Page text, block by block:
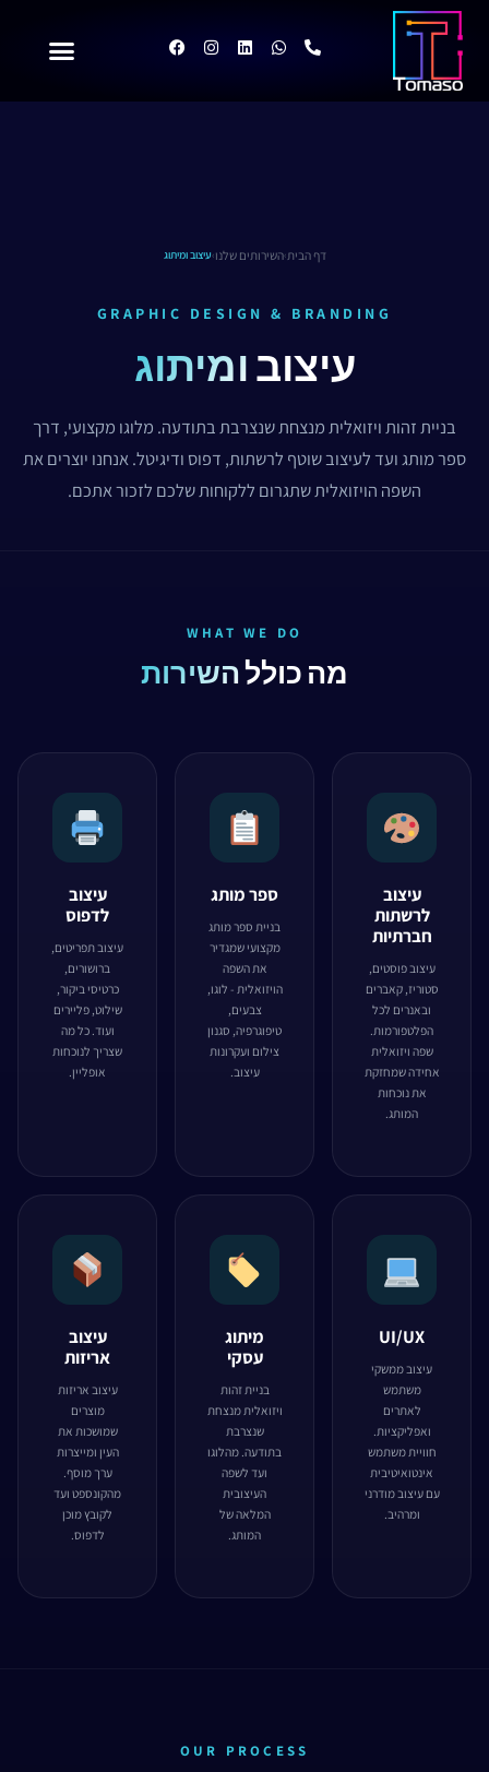
F
a
I
n
L
i
W
h
P
h
דף הבית›השירותים שלנו›עיצוב ומיתוג
GRAPHIC DESIGN & BRANDING
עיצוב ומיתוג
בניית זהות ויזואלית מנצחת שנצרבת בתודעה. מלוגו מקצועי, דרך
ספר מותג ועד לעיצוב שוטף לרשתות, דפוס ודיגיטל. אנחנו יוצרים את
השפה הויזואלית שתגרום ללקוחות שלכם לזכור אתכם.
WHAT WE DO
מה כולל השירות
עיצוב
לרשתות
חברתיות
עיצוב פוסטים,
סטוריז, קאברים
ובאנרים לכל
הפלטפורמות.
שפה ויזואלית
אחידה שמחזקת
את נוכחות
המותג.
ספר מותג
בניית ספר מותג
מקצועי שמגדיר
את השפה
הויזואלית - לוגו,
צבעים,
טיפוגרפיה, סגנון
צילום ועקרונות
עיצוב.
עיצוב
לדפוס
עיצוב תפריטים,
ברושורים,
כרטיסי ביקור,
שילוט, פליירים
ועוד. כל מה
שצריך לנוכחות
אופליין.
UI/UX
עיצוב ממשקי
משתמש
לאתרים
ואפליקציות.
חוויית משתמש
אינטואיטיבית
עם עיצוב מודרני
ומרהיב.
מיתוג
עסקי
בניית זהות
ויזואלית מנצחת
שנצרבת
בתודעה. מהלוגו
ועד לשפה
העיצובית
המלאה של
המותג.
עיצוב
אריזות
עיצוב אריזות
מוצרים
שמושכות את
העין ומייצרות
ערך מוסף.
מהקונספט ועד
לקובץ מוכן
לדפוס.
OUR PROCESS